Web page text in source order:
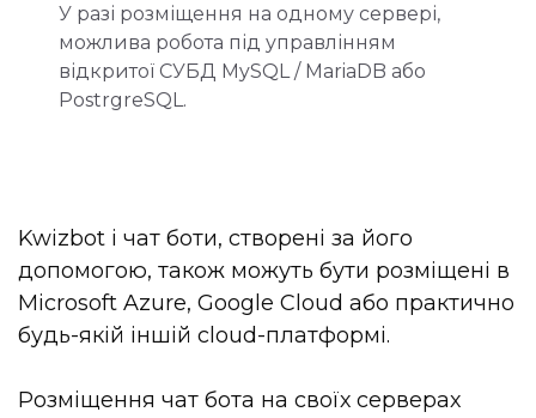
У разі розміщення на одному сервері,
можлива робота під управлінням
відкритої СУБД MySQL / MariaDB або
PostrgreSQL.
Kwizbot і чат боти, створені за його
допомогою, також можуть бути розміщені в
Microsoft Azure, Google Cloud або практично
будь-якій іншій cloud-платформі.
Розміщення чат бота на своїх серверах